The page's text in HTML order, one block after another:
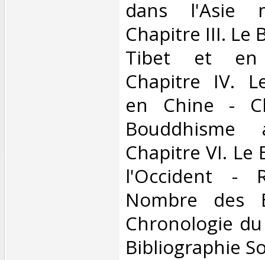
dans l'Asie
Chapitre III. Le
Tibet et en
Chapitre IV.
en Chine -
Chapitre VI. Le
l'Occident -
Nombre des
Chronologie
Bibliographie